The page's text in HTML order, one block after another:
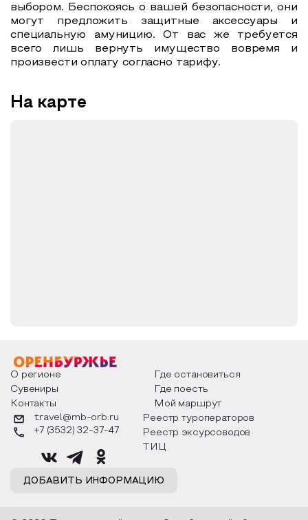
выбором. Беспокоясь о вашей безопасности, они
могут предложить защитные аксессуары и
специальную амуницию. От вас же требуется
всего лишь вернуть имущество вовремя и
произвести оплату согласно тарифу.
На карте
О регионе
Где остановиться
Сувениры
Где поесть
Контакты
Мой маршрут
ДОБАВИТЬ ИНФОРМАЦИЮ
travel@mb-orb.ru
+7 (3532) 32-37-47
Реестр туроператоров
Реестр эксурсоводов
ТИЦ